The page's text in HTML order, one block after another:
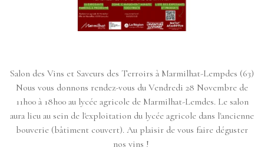
Salon des Vins et Saveurs des Terroirs à Marmilhat-Lempdes (63)
Nous vous donnons rendez-vous du Vendredi 28 Novembre de
11h00 à 18h00 au lycée agricole de Marmilhat-Lemdes. Le salon
aura lieu au sein de l'exploitation du lycée agricole dans l'ancienne
bouverie (bâtiment couvert). Au plaisir de vous faire déguster
nos vins !